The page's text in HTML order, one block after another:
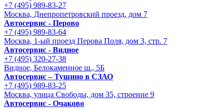
+7 (495) 989-83-27
Москва, Днепропетровский проезд, дом 7
Автосервис - Перово
+7 (495) 989-83-64
Москва, 1-ый проезд Перова Поля, дом 3, стр. 7
Автосервис - Видное
+7 (495) 320-27-38
Видное, Белокаменное ш., 5Б
Автосервис – Тушино в СЗАО
+7 (495) 989-83-25
Москва, улица Свободы, дом 35, строение 9
Автосервис - Очаково